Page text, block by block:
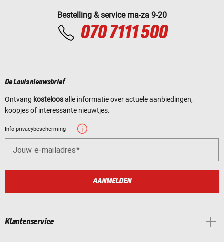
Bestelling & service ma-za 9-20
070 7111 500
De Louis nieuwsbrief
Ontvang kosteloosalle informatie over actuele aanbiedingen,
koopjes of interessante nieuwtjes.
Info privacybescherming
Jouw e-mailadres
AANMELDEN
Klantenservice